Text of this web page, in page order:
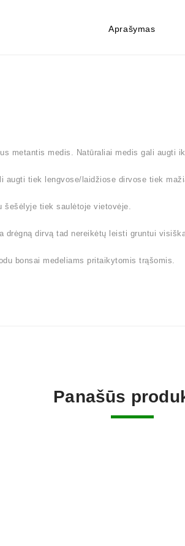
Aprašymas
metantis medis. Natūraliai medis gali augti
augti tiek lengvose/laidžiose dirvose tiek
šešėlyje tiek saulėtoje vietovėje.
drėgną dirvą tad nereikėtų leisti gruntui
bonsai medeliams pritaikytomis trąšomis.
Panašūs